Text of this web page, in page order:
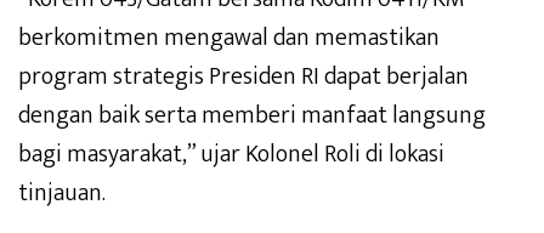
berkomitmen mengawal dan memastikan
program strategis Presiden RI dapat berjalan
dengan baik serta memberi manfaat langsung
bagi masyarakat,” ujar Kolonel Roli di lokasi
tinjauan.